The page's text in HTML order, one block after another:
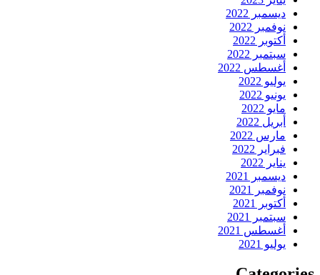
ديسمبر 2022
نوفمبر 2022
أكتوبر 2022
سبتمبر 2022
أغسطس 2022
يوليو 2022
يونيو 2022
مايو 2022
أبريل 2022
مارس 2022
فبراير 2022
يناير 2022
ديسمبر 2021
نوفمبر 2021
أكتوبر 2021
سبتمبر 2021
أغسطس 2021
يوليو 2021